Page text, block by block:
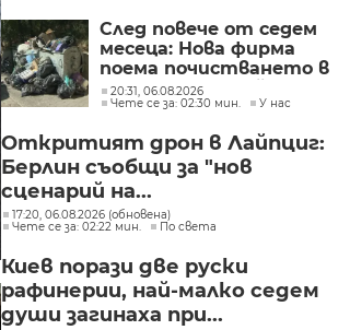
След повече от седем
месеца: Нова фирма
поема почистването в
столичните райони
"Слатина", "Подуяне" и
20:31, 06.08.2026
Чете се за: 02:30 мин.
У нас
Откритият дрон в Лайпциг:
Берлин съобщи за "нов
сценарий на...
17:20, 06.08.2026 (обновена)
Чете се за: 02:22 мин.
По света
Киев порази две руски
рафинерии, най-малко седем
души загинаха при...